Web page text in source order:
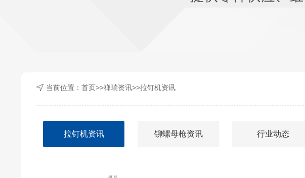
当前位置： 首页>>禅瑞资讯>>拉钉机资讯
拉钉机资讯 铆螺母枪资讯 行业动态